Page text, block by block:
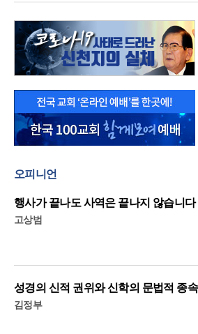
오피니언
행사가 끝나도 사역은 끝나지 않습니다
고상범
성경의 신적 권위와 신학의 문법적 종
김정부